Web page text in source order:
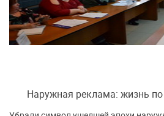
Наружная реклама: жизнь